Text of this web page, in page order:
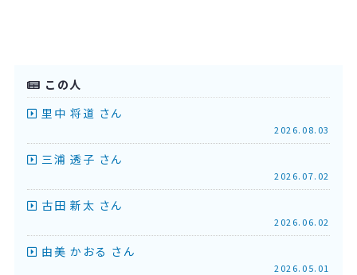
この人
里中 将道 さん
2026.08.03
三浦 透子 さん
2026.07.02
古田 新太 さん
2026.06.02
由美 かおる さん
2026.05.01